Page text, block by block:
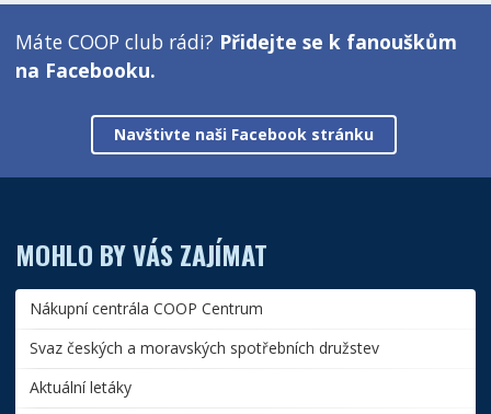
Máte COOP club rádi? Přidejte se k fanouškům
na Facebooku.
Navštivte naši Facebook stránku
MOHLO BY VÁS ZAJÍMAT
Nákupní centrála COOP Centrum
Svaz českých a moravských spotřebních družstev
Aktuální letáky